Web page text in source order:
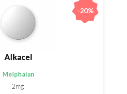
Alkacel
Melphalan
2mg
-20%